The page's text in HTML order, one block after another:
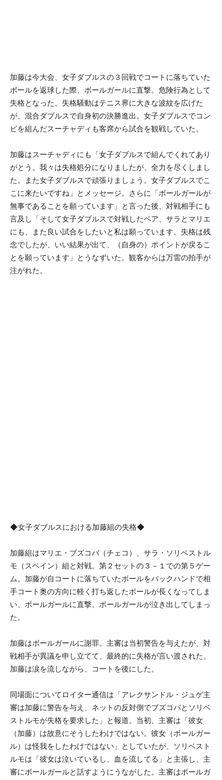
加藤は今大会、女子ダブルスの３回戦でコートに落ちていた
ボールを返球した際、ボールガールに直撃。危険行為として
失格となった。失格騒動はテニス界に大きな波紋を広げた
が、混合ダブルスで自身初の決勝進出。女子ダブルスでコン
ビを組んだスーチャディも客席から試合を観戦していた。
加藤はスーチャディにも「女子ダブルスで組んでくれてあり
がとう。我々は失格処分になりましたが、全力を尽くしまし
た。また女子ダブルスで頑張りましょう。女子ダブルスでこ
こに来たいですね」とメッセージ。さらに「ボールガールが
無事であることを願っています」と言った後、対戦相手にも
言及し「そして女子ダブルスで対戦したペア、サラとマリエ
にも、また良い試合をしたいと私は願っています。失格は残
念でしたが、いい結果が出て、（自身の）ポイントが戻るこ
とを願っています」とうなずいた。観客からは万雷の拍手が
注がれた。
◆女子ダブルスにおける加藤組の失格◆
加藤組はマリエ・ブズコバ（チェコ）、サラ・ソリベストル
モ（スペイン）組と対戦。第２セットの３－１での第５ゲー
ム。加藤が自コートに落ちていたボールをバックハンドで相
手コート奥の方向に軽く打ち返したボールが長くなってしま
い、ボールガールに直撃。ボールガールが泣き出してしまっ
た。
加藤はボールガールに謝罪。主審は当初警告を与えたが、対
戦相手が異議を申し立てて、最終的に失格が言い渡された。
加藤は涙を流しながら、コートを後にした。
同場面についてロイター通信は「アレクサンドル・ジュゲ主
審は加藤に警告を与え、ネットの反対側でブズコバとソリベ
ストルモが失格を要求した」と報道。当初、主審は「彼女
（加藤）は故意にそうしたわけではない。彼女（ボールガー
ル）は怪我をしたわけではない」としていたが、ソリベスト
ルモは「彼女は泣いているし、血を流してる」と主張し、主
審にボールガールと話すようにうながした。主審はボールガ